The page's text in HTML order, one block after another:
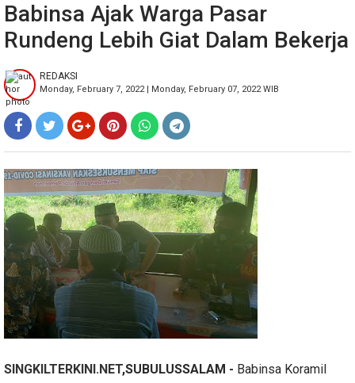
Babinsa Ajak Warga Pasar
Rundeng Lebih Giat Dalam Bekerja
REDAKSI
Monday, February 7, 2022 | Monday, February 07, 2022 WIB
SINGKILTERKINI.NET,SUBULUSSALAM - Babinsa Koramil